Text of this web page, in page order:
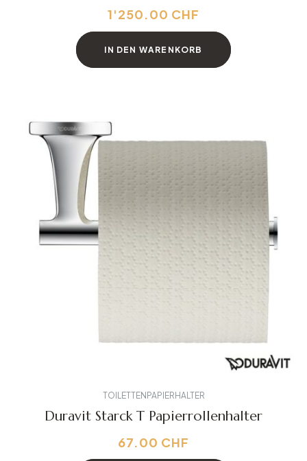
1'250.00 CHF
IN DEN WARENKORB
TOILETTENPAPIERHALTER
Duravit Starck T Papierrollenhalter
67.00 CHF